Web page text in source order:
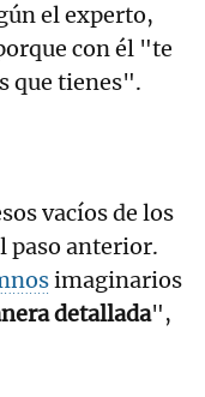
el experto,
con él "te
que tienes".
vacíos de los
paso anterior.
imaginarios
detallada",